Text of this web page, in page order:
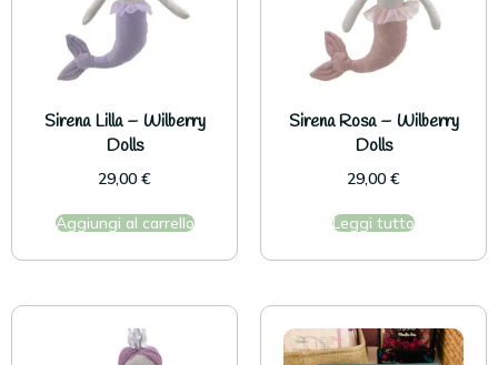
Sirena Lilla – Wilberry
Dolls
29,00 €
Aggiungi al carrello
Sirena Rosa – Wilberry
Dolls
29,00 €
Leggi tutto